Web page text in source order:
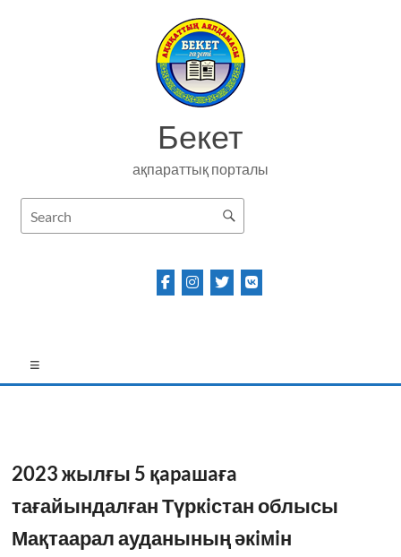
Бекет
ақпараттық порталы
2023 жылғы 5 қapaшaғa
тағайындалған Түркiстан облысы
Мақтаарал ауданының әкiмiн